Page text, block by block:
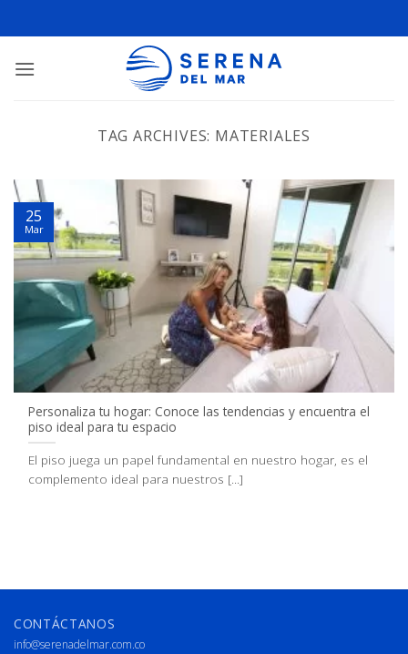
TAG ARCHIVES: MATERIALES
Personaliza tu hogar: Conoce las tendencias y encuentra el
piso ideal para tu espacio
El piso juega un papel fundamental en nuestro hogar, es el
complemento ideal para nuestros [...]
25
Mar
CONTÁCTANOS
info@serenadelmar.com.co